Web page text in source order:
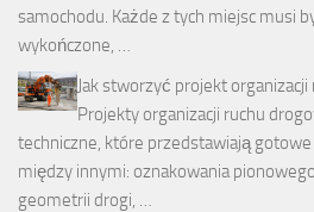
samochodu. Każde z tych miejsc musi
wykończone, …
Jak stworzyć projekt organizacji
Projekty organizacji ruchu
techniczne, które przedstawiają
między innymi: oznakowania
geometrii drogi, …